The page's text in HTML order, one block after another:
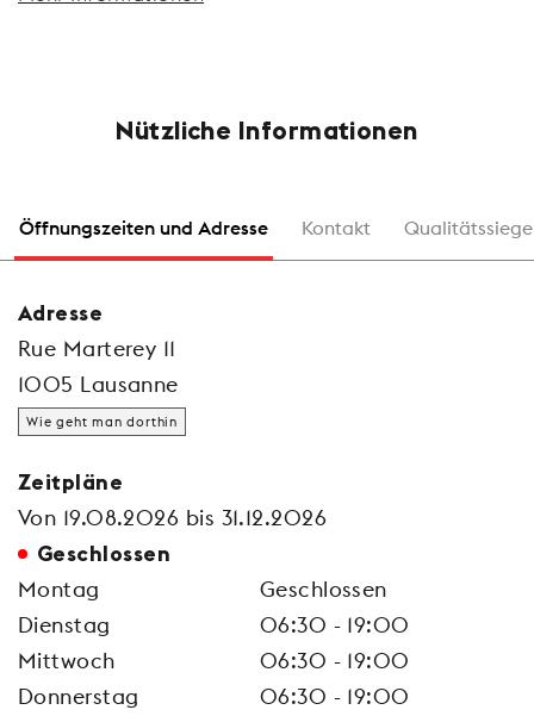
Nützliche Informationen
Öffnungszeiten und Adresse Kontakt
Adresse
Rue Marterey 11
1005 Lausanne
Wie geht man dorthin
Zeitpläne
Von 19.08.2026 bis 31.12.2026
Geschlossen
Montag
Geschlossen
Dienstag
06:30 - 19:00
Mittwoch
06:30 - 19:00
Donnerstag
06:30 - 19:00